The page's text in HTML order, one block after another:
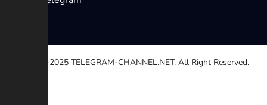
© 2020-2025 TELEGRAM-CHANNEL.NET. All Right Reserved.